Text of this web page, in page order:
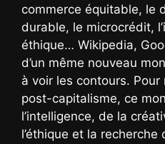
commerce équitable, le
durable, le microcrédit,
éthique… Wikipedia,
d’un même nouveau
à voir les contours.
post-capitalisme, ce
l’intelligence, de la
l’éthique et la